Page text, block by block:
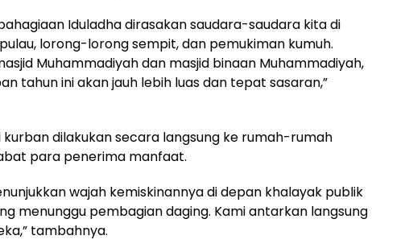
Iduladha dirasakan saudara-saudara kita di
lorong-lorong sempit, dan pemukiman kumuh.
Muhammadiyah dan masjid binaan Muhammadiyah,
tahun ini akan jauh lebih luas dan tepat sasaran,”
dilakukan secara langsung ke rumah-rumah
para penerima manfaat.
wajah kemiskinannya di depan khalayak publik
menunggu pembagian daging. Kami antarkan langsung
tambahnya.